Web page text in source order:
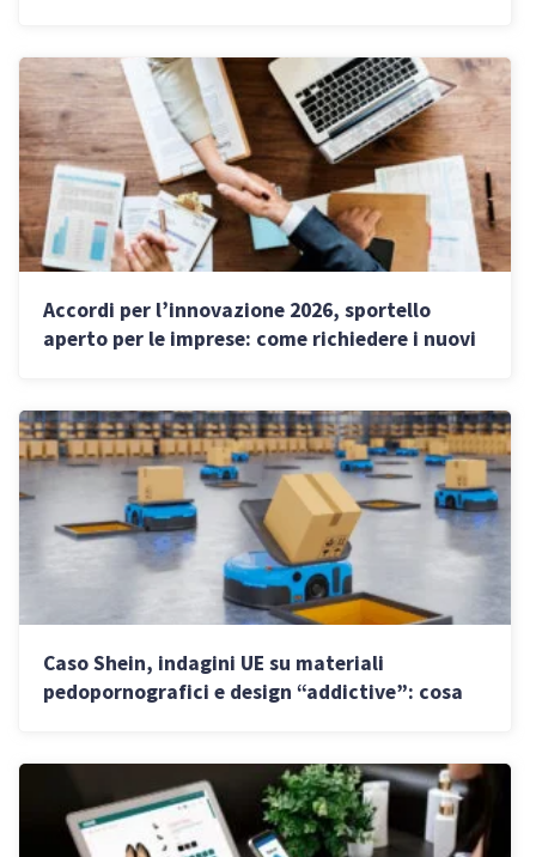
Accordi per l’innovazione 2026, sportello
aperto per le imprese: come richiedere i nuovi
Caso Shein, indagini UE su materiali
pedopornografici e design “addictive”: cosa